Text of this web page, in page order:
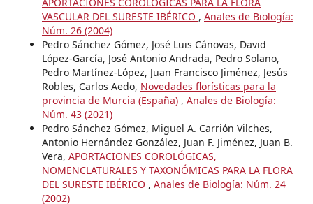
VASCULAR DEL SURESTE IBÉRICO , Anales de Biología:
Núm. 26 (2004)
Pedro Sánchez Gómez, José Luis Cánovas, David
López-García, José Antonio Andrada, Pedro Solano,
Pedro Martínez-López, Juan Francisco Jiménez, Jesús
Robles, Carlos Aedo, Novedades florísticas para la
provincia de Murcia (España) , Anales de Biología:
Núm. 43 (2021)
Pedro Sánchez Gómez, Miguel A. Carrión Vilches,
Antonio Hernández González, Juan F. Jiménez, Juan B.
Vera, APORTACIONES COROLÓGICAS,
NOMENCLATURALES Y TAXONÓMICAS PARA LA FLORA
DEL SURESTE IBÉRICO , Anales de Biología: Núm. 24
(2002)